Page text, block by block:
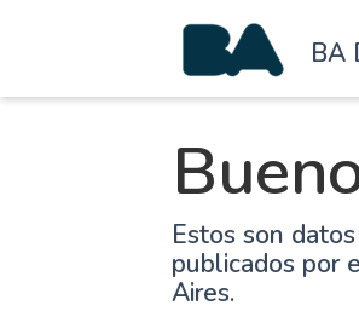
BA
Estos son
publicados por
Aires.